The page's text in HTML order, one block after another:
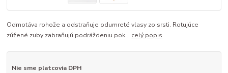
Odmotáva rohože a odstraňuje odumreté vlasy zo srsti. Rotujúce
zúžené zuby zabraňujú podráždeniu pok... celý popis
Nie sme platcovia DPH